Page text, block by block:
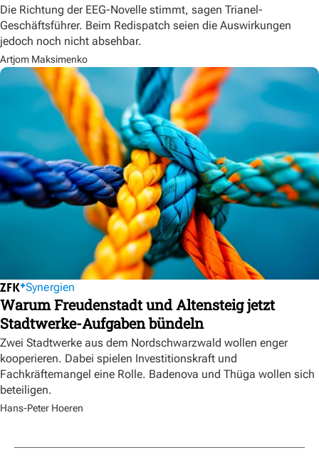
Die Richtung der EEG-Novelle stimmt, sagen Trianel-
Geschäftsführer. Beim Redispatch seien die Auswirkungen
jedoch noch nicht absehbar.
Artjom Maksimenko
Synergien
Warum Freudenstadt und Altensteig jetzt
Stadtwerke-Aufgaben bündeln
Zwei Stadtwerke aus dem Nordschwarzwald wollen enger
kooperieren. Dabei spielen Investitionskraft und
Fachkräftemangel eine Rolle. Badenova und Thüga wollen sich
beteiligen.
Hans-Peter Hoeren